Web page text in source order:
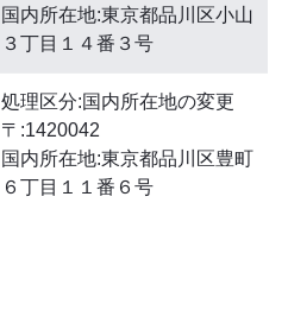
国内所在地:東京都品川区小山
３丁目１４番３号
処理区分:国内所在地の変更
〒:1420042
国内所在地:東京都品川区豊町
６丁目１１番６号